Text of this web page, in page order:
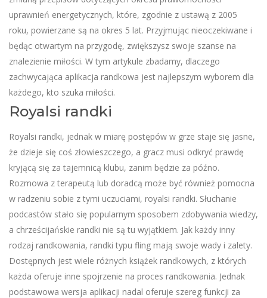
uprawnień energetycznych, które, zgodnie z ustawą z 2005
roku, powierzane są na okres 5 lat. Przyjmując nieoczekiwane i
będąc otwartym na przygodę, zwiększysz swoje szanse na
znalezienie miłości. W tym artykule zbadamy, dlaczego
zachwycająca aplikacja randkowa jest najlepszym wyborem dla
każdego, kto szuka miłości.
Royalsi randki
Royalsi randki, jednak w miarę postępów w grze staje się jasne,
że dzieje się coś złowieszczego, a gracz musi odkryć prawdę
kryjącą się za tajemnicą klubu, zanim będzie za późno.
Rozmowa z terapeutą lub doradcą może być również pomocna
w radzeniu sobie z tymi uczuciami, royalsi randki. Słuchanie
podcastów stało się popularnym sposobem zdobywania wiedzy,
a chrześcijańskie randki nie są tu wyjątkiem. Jak każdy inny
rodzaj randkowania, randki typu fling mają swoje wady i zalety.
Dostępnych jest wiele różnych książek randkowych, z których
każda oferuje inne spojrzenie na proces randkowania. Jednak
podstawowa wersja aplikacji nadal oferuje szereg funkcji za